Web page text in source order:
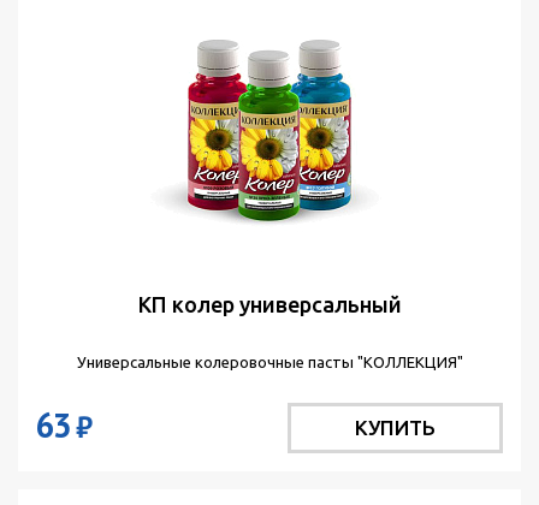
КП колер универсальный
Универсальные колеровочные пасты "КОЛЛЕКЦИЯ"
63₽ КУПИТЬ